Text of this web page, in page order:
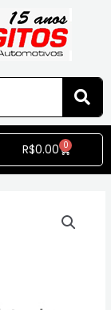
R$0.00 0